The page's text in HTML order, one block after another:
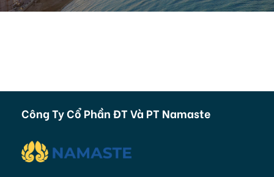
Công Ty Cổ Phần ĐT Và PT Namaste